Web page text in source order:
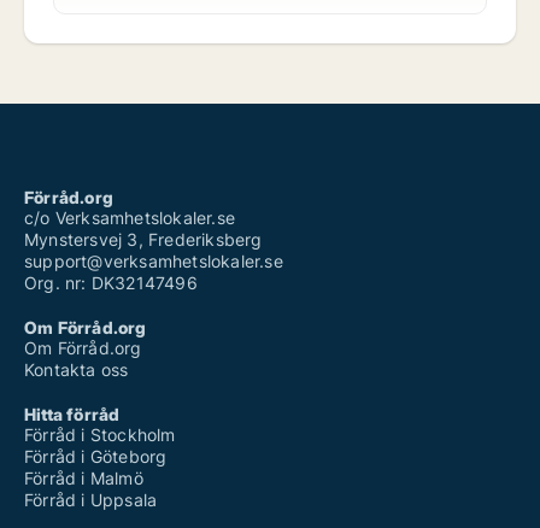
Förråd.org
c/o Verksamhetslokaler.se
Mynstersvej 3, Frederiksberg
support@verksamhetslokaler.se
Org. nr: DK32147496
Om Förråd.org
Om Förråd.org
Kontakta oss
Hitta förråd
Förråd i Stockholm
Förråd i Göteborg
Förråd i Malmö
Förråd i Uppsala